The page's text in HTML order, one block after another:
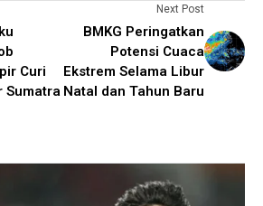
Curi
Sumatra
Next Post
BMKG Peringatkan
Potensi Cuaca
Ekstrem Selama Libur
Natal dan Tahun Baru